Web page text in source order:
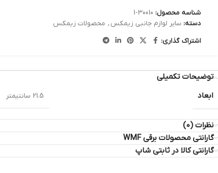
شناسه محصول: 30010-1
دسته: سایر لوازم جانبی زیمکس , محصولات زیمکس
اشتراک گذاری:
توضیحات تکمیلی
ابعاد
21.5 سانتیمتر
نظرات (0)
گارانتی محصولات برقی WMF
گارانتی کالا در ثابتی شاپ